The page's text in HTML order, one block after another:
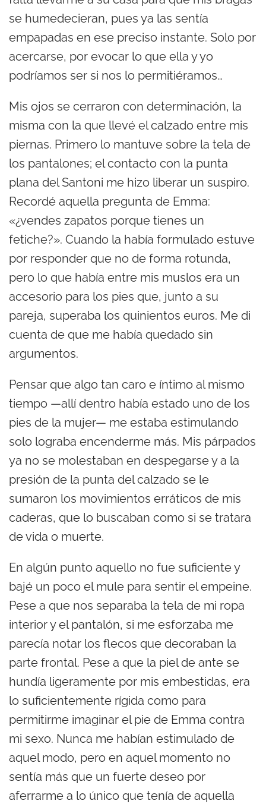
se humedecieran, pues ya las sentía
empapadas en ese preciso instante. Solo por
acercarse, por evocar lo que ella y yo
podríamos ser si nos lo permitiéramos…
Mis ojos se cerraron con determinación, la
misma con la que llevé el calzado entre mis
piernas. Primero lo mantuve sobre la tela de
los pantalones; el contacto con la punta
plana del Santoni me hizo liberar un suspiro.
Recordé aquella pregunta de Emma:
«¿vendes zapatos porque tienes un
fetiche?». Cuando la había formulado estuve
por responder que no de forma rotunda,
pero lo que había entre mis muslos era un
accesorio para los pies que, junto a su
pareja, superaba los quinientos euros. Me di
cuenta de que me había quedado sin
argumentos.
Pensar que algo tan caro e íntimo al mismo
tiempo —allí dentro había estado uno de los
pies de la mujer— me estaba estimulando
solo lograba encenderme más. Mis párpados
ya no se molestaban en despegarse y a la
presión de la punta del calzado se le
sumaron los movimientos erráticos de mis
caderas, que lo buscaban como si se tratara
de vida o muerte.
En algún punto aquello no fue suficiente y
bajé un poco el mule para sentir el empeine.
Pese a que nos separaba la tela de mi ropa
interior y el pantalón, si me esforzaba me
parecía notar los flecos que decoraban la
parte frontal. Pese a que la piel de ante se
hundía ligeramente por mis embestidas, era
lo suficientemente rígida como para
permitirme imaginar el pie de Emma contra
mi sexo. Nunca me habían estimulado de
aquel modo, pero en aquel momento no
sentía más que un fuerte deseo por
aferrarme a lo único que tenía de aquella